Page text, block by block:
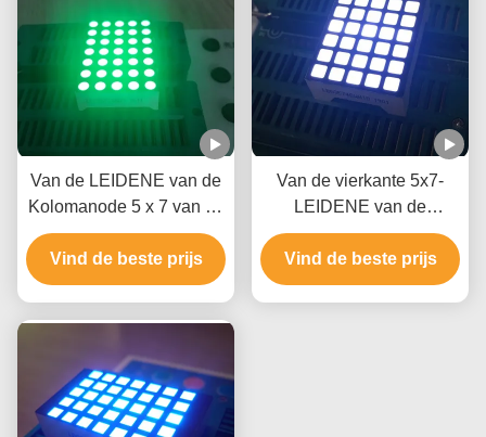
Van de LEIDENE van de
Kolomanode 5 x 7 van de
rijkathode Vertoning 3mm
Puntmatrijs voor
Berichtraad
Vind de beste prijs
Van de vierkante 5x7-
LEIDENE van de
Puntmatrijs Kathode van
de de Anodekolom
Vertonings de ultra Witte
Vind de beste prijs